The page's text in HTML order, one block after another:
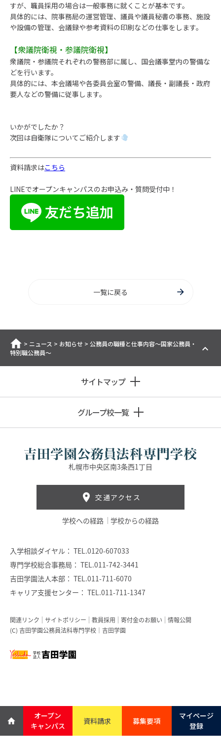
すが、職員採用の場合は一般事務に就くことが基本です。
具体的には、院事務局の運営管理、議員や議員秘書の事務、施設
や設備の管理、会議録や参考資料の印刷などの仕事をします。
【衆議院衛視・参議院衛視】
衆議院・参議院それぞれの警務部に属し、国会議事堂内の警備な
どを行います。
具体的には、本会議場や各委員会室の警備、議長・副議長・政府
要人などの警備に従事します。
いかがでしたか？
次回は自衛隊についてご紹介します
資料請求はこちら
LINEでオープンキャンパスのお申込み・質問受付中！
一覧に戻る
ホーム
> ニュース > お知らせ > 公務員の職種と仕事内容～国家公務員・
特別職公務員～
サイトマップ
グループ校一覧
札幌市中央区南3条西1丁目
交通アクセス
学校への経路 学校からの経路
入学相談ダイヤル： TEL.0120-607033
専門学校総合事務局： TEL.011-742-3441
吉田学園法人本部： TEL.011-711-6070
キャリア支援センター： TEL.011-711-1347
関連リンク サイトポリシー 教員採用 寄付金のお願い
情報公開
(C) 吉田学園公務員法科専門学校｜吉田学園
オープン
キャンパス
資料請求 募集要項
マイページ
登録